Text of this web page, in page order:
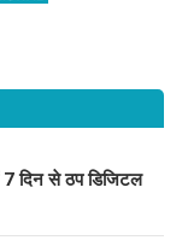
7 दिन से ठप डिजिटल